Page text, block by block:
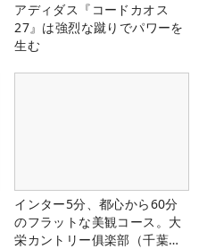
アディダス『コードカオス
27』は強烈な蹴りでパワーを
生む
インター5分、都心から60分
のフラットな美観コース。大
栄カントリー俱楽部（千葉